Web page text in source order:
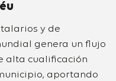
y de
genera un flujo
alta cualificación
aportando